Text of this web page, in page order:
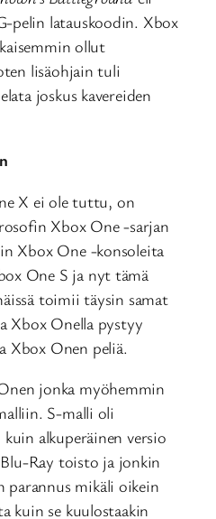
pelin latauskoodin. Xbox
ollut
lisäohjain tuli
joskus kavereiden
X ei ole tuttu, on
Xbox One -sarjan
Xbox One -konsoleita
One S ja nyt tämä
toimii täysin samat
Xbox Onella pystyy
Xbox Onen peliä.
jonka myöhemmin
S-malli oli
alkuperäinen versio
Ray toisto ja jonkin
mikäli oikein
kuin se kuulostaakin